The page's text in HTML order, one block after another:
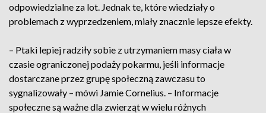
odpowiedzialne za lot. Jednak te, które wiedziały o
problemach z wyprzedzeniem, miały znacznie lepsze efekty.
– Ptaki lepiej radziły sobie z utrzymaniem masy ciała w
czasie ograniczonej podaży pokarmu, jeśli informacje
dostarczane przez grupę społeczną zawczasu to
sygnalizowały – mówi Jamie Cornelius. – Informacje
społeczne są ważne dla zwierząt w wielu różnych